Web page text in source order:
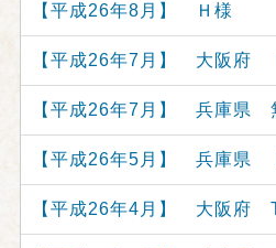
【平成26年8月】 Ｈ様
【平成26年7月】 大阪府
【平成26年7月】 兵庫県
【平成26年5月】 兵庫県
【平成26年4月】 大阪府